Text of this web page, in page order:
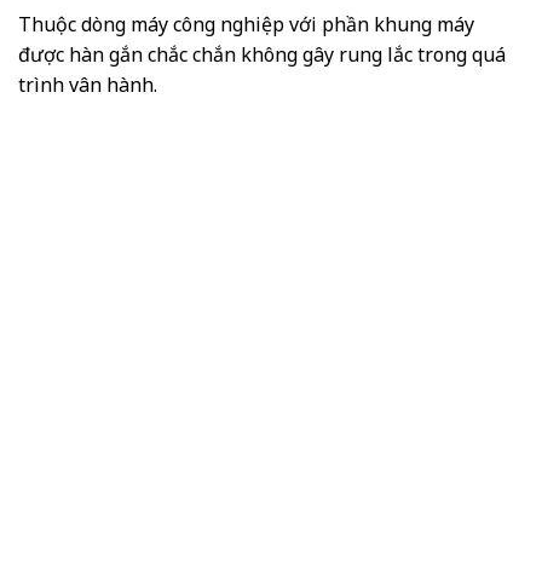
Thuộc dòng máy công nghiệp với phần khung máy
được hàn gắn chắc chắn không gây rung lắc trong quá
trình vân hành.